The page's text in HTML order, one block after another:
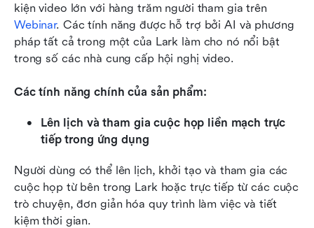
Webinar. Các tính năng được hỗ trợ bởi AI và phương
pháp tất cả trong một của Lark làm cho nó nổi bật
trong số các nhà cung cấp hội nghị video.
Các tính năng chính của sản phẩm:
Lên lịch và tham gia cuộc họp liền mạch trực
tiếp trong ứng dụng
Người dùng có thể lên lịch, khởi tạo và tham gia các
cuộc họp từ bên trong Lark hoặc trực tiếp từ các cuộc
trò chuyện, đơn giản hóa quy trình làm việc và tiết
kiệm thời gian.